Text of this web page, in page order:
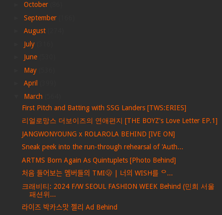
October
September
August
July
June
May
April
March
First Pitch and Batting with SSG Landers [TWS:ERIES]
리얼로망스 더보이즈의 연애편지 [THE BOYZ's Love Letter EP.1]
JANGWONYOUNG x ROLAROLA BEHIND [IVE ON]
Sneak peek into the run-through rehearsal of 'Auth...
ARTMS Born Again As Quintuplets [Photo Behind]
처음 들어보는 멤버들의 TMI🫢 | 너의 WISH를 ᄋ...
크래비티: 2024 F/W SEOUL FASHION WEEK Behind (민희 서울
패션위...
라이즈 박카스맛 젤리 Ad Behind